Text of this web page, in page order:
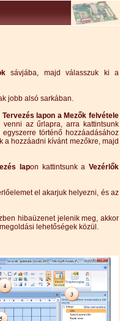
sávjába, majd válasszuk ki a
jobb alsó sarkában.
Tervezés lapon a Mezők felvétele
az űrlapra, arra kattintsunk
történő hozzáadásához
a hozzáadni kívánt mezőkre, majd
lapon kattintsunk aVezérlők
el akarjuk helyezni, és az
hibaüzenet jelenik meg, akkor
lehetőségek közül.